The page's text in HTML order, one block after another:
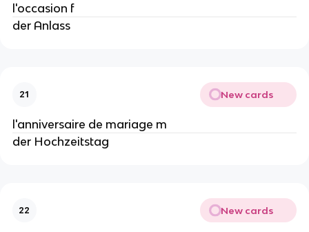
l'occasion f
der Anlass
21 New cards
l'anniversaire de mariage m
der Hochzeitstag
22 New cards